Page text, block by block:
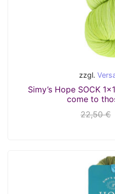
zzgl.
Simy’s Hope SOCK
come to
22,50€